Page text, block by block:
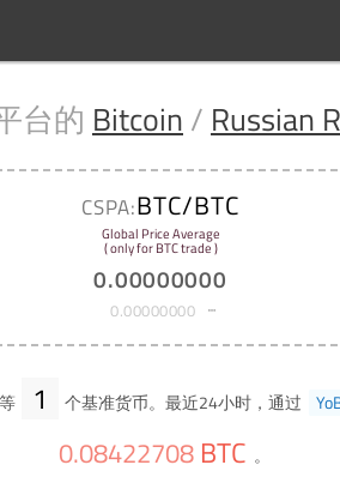
台的 Bitcoin / Russian
CSPA:BTC/BTC
Global Price Average
( only for BTC trade )
0.00000000
0.00000000
等 1 个基准货币。最近24小时，通过
0.08422708 BTC 。